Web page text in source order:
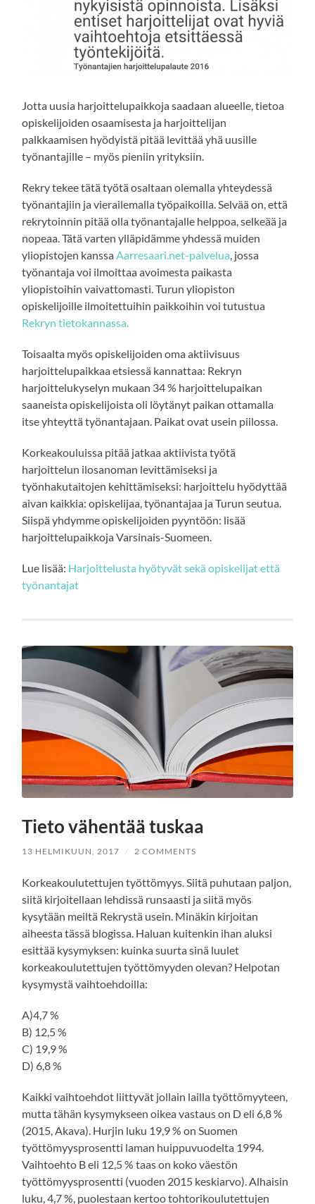
Jotta uusia harjoittelupaikkoja saadaan alueelle, tietoa
opiskelijoiden osaamisesta ja harjoittelijan
palkkaamisen hyödyistä pitää levittää yhä uusille
työnantajille – myös pieniin yrityksiin.
Rekry tekee tätä työtä osaltaan olemalla yhteydessä
työnantajiin ja vierailemalla työpaikoilla. Selvää on, että
rekrytoinnin pitää olla työnantajalle helppoa, selkeää ja
nopeaa. Tätä varten ylläpidämme yhdessä muiden
yliopistojen kanssaAarresaari.net-palvelua, jossa
työnantaja voi ilmoittaa avoimesta paikasta
yliopistoihin vaivattomasti. Turun yliopiston
opiskelijoille ilmoitettuihin paikkoihin voi tutustua
Rekryn tietokannassa.
Toisaalta myös opiskelijoiden oma aktiivisuus
harjoittelupaikkaa etsiessä kannattaa: Rekryn
harjoittelukyselyn mukaan 34 % harjoittelupaikan
saaneista opiskelijoista oli löytänyt paikan ottamalla
itse yhteyttä työnantajaan. Paikat ovat usein piilossa.
Korkeakouluissa pitää jatkaa aktiivista työtä
harjoittelun ilosanoman levittämiseksi ja
työnhakutaitojen kehittämiseksi: harjoittelu hyödyttää
aivan kaikkia: opiskelijaa, työnantajaa ja Turun seutua.
Siispä yhdymme opiskelijoiden pyyntöön: lisää
harjoittelupaikkoja Varsinais-Suomeen.
Lue lisää: Harjoittelusta hyötyvät sekä opiskelijat että
työnantajat
Tieto vähentää tuskaa
13 HELMIKUUN, 2017 / 2 COMMENTS
Korkeakoulutettujen työttömyys. Siitä puhutaan paljon,
siitä kirjoitellaan lehdissä runsaasti ja siitä myös
kysytään meiltä Rekrystä usein. Minäkin kirjoitan
aiheesta tässä blogissa. Haluan kuitenkin ihan aluksi
esittää kysymyksen: kuinka suurta sinä luulet
korkeakoulutettujen työttömyyden olevan? Helpotan
kysymystä vaihtoehdoilla:
A)4,7 %
B) 12,5 %
C) 19,9 %
D) 6,8 %
Kaikki vaihtoehdot liittyvät jollain lailla työttömyyteen,
mutta tähän kysymykseen oikea vastaus on D eli 6,8 %
(2015, Akava). Hurjin luku 19,9 % on Suomen
työttömyysprosentti laman huippuvuodelta 1994.
Vaihtoehto B eli 12,5 % taas on koko väestön
työttömyysprosentti (vuoden 2015 keskiarvo). Alhaisin
luku, 4,7 %, puolestaan kertoo tohtorikoulutettujen